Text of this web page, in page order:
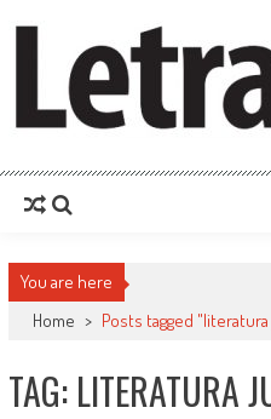
You are here
Home > Posts tagged
TAG: LITERATURA